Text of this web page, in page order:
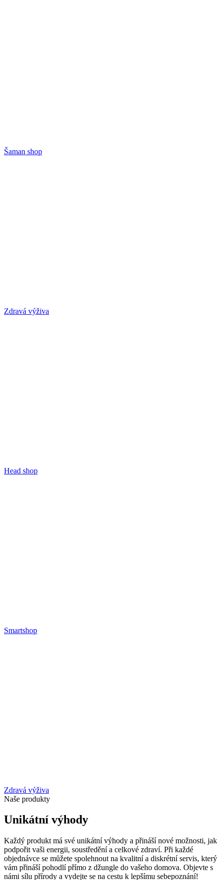
Šaman shop
Zdravá výživa
Head shop
Smartshop
Zdravá výživa
Naše produkty
Unikátní výhody
Každý produkt má své unikátní výhody a přináší nové možnosti, jak
podpořit vaši energii, soustředění a celkové zdraví. Při každé
objednávce se můžete spolehnout na kvalitní a diskrétní servis, který
vám přináší pohodlí přímo z džungle do vašeho domova. Objevte s
námi sílu přírody a vydejte se na cestu k lepšímu sebepoznání!